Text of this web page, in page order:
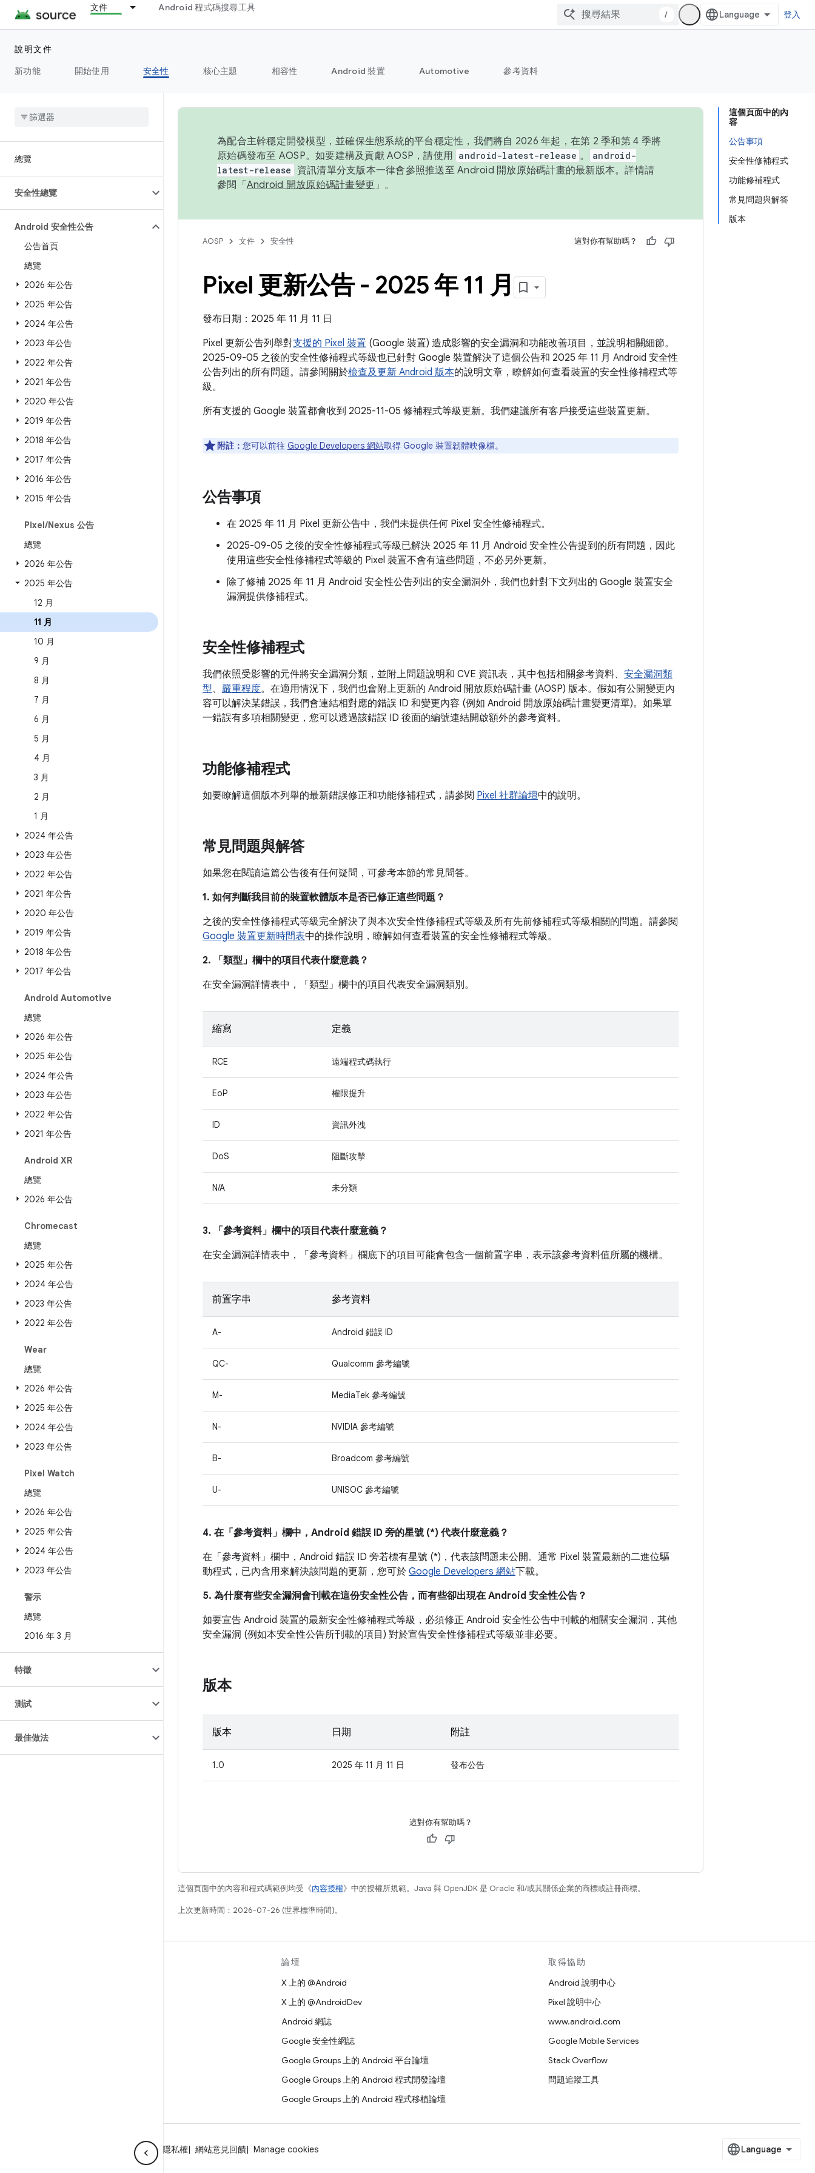
文件 Android 程式碼搜尋工具
/ 登入
說明文件
新功能
開始使用 安全性 核心主題 相容性 Android 裝置 Automotive 參考資料
總覽
安全性總覽
Android 安全性公告
公告首頁
總覽
2026 年公告
2025 年公告
2024 年公告
2023 年公告
2022 年公告
2021 年公告
2020 年公告
2019 年公告
2018 年公告
2017 年公告
2016 年公告
2015 年公告
Pixel/Nexus 公告
總覽
2026 年公告
2025 年公告
12 月
11 月
10 月
9 月
8 月
7 月
6 月
5 月
4 月
3 月
2 月
1 月
2024 年公告
2023 年公告
2022 年公告
2021 年公告
2020 年公告
2019 年公告
2018 年公告
2017 年公告
Android Automotive
總覽
2026 年公告
2025 年公告
2024 年公告
2023 年公告
2022 年公告
2021 年公告
Android XR
總覽
2026 年公告
Chromecast
總覽
2025 年公告
2024 年公告
2023 年公告
2022 年公告
Wear
總覽
2026 年公告
2025 年公告
2024 年公告
2023 年公告
Pixel Watch
總覽
2026 年公告
2025 年公告
2024 年公告
2023 年公告
警示
總覽
2016 年 3 月
特徵
測試
最佳做法
這個頁面中的內
容
公告事項
安全性修補程式
功能修補程式
常見問題與解答
版本
為配合主幹穩定開發模型，並確保生態系統的平台穩定性，我們將自 2026 年起，在第 2 季和第 4 季將
原始碼發布至 AOSP。如要建構及貢獻 AOSP，請使用 android-latest-release 。
android-
latest-release
資訊清單分支版本一律會參照推送至 Android 開放原始碼計畫的最新版本。詳情請
參閱「 Android 開放原始碼計畫變更 」。
AOSP 文件 安全性 這對你有幫助嗎？
Pixel 更新公告 - 2025 年 11 月
發布日期：2025 年 11 月 11 日
Pixel 更新公告列舉對支援的 Pixel 裝置 (Google 裝置) 造成影響的安全漏洞和功能改善項目，並說明相關細節。
2025-09-05 之後的安全性修補程式等級也已針對 Google 裝置解決了這個公告和 2025 年 11 月 Android 安全性
公告列出的所有問題。請參閱關於檢查及更新 Android 版本的說明文章，瞭解如何查看裝置的安全性修補程式等
級。
所有支援的 Google 裝置都會收到 2025-11-05 修補程式等級更新。我們建議所有客戶接受這些裝置更新。
附註： 您可以前往 Google Developers 網站取得 Google 裝置韌體映像檔。
公告事項
在 2025 年 11 月 Pixel 更新公告中，我們未提供任何 Pixel 安全性修補程式。
2025-09-05 之後的安全性修補程式等級已解決 2025 年 11 月 Android 安全性公告提到的所有問題，因此
使用這些安全性修補程式等級的 Pixel 裝置不會有這些問題，不必另外更新。
除了修補 2025 年 11 月 Android 安全性公告列出的安全漏洞外，我們也針對下文列出的 Google 裝置安全
漏洞提供修補程式。
安全性修補程式
我們依照受影響的元件將安全漏洞分類，並附上問題說明和 CVE 資訊表，其中包括相關參考資料、 安全漏洞類
型、 嚴重程度。在適用情況下，我們也會附上更新的 Android 開放原始碼計畫 (AOSP) 版本。假如有公開變更內
容可以解決某錯誤，我們會連結相對應的錯誤 ID 和變更內容 (例如 Android 開放原始碼計畫變更清單)。如果單
一錯誤有多項相關變更，您可以透過該錯誤 ID 後面的編號連結開啟額外的參考資料。
功能修補程式
如要瞭解這個版本列舉的最新錯誤修正和功能修補程式，請參閱 Pixel 社群論壇中的說明。
常見問題與解答
如果您在閱讀這篇公告後有任何疑問，可參考本節的常見問答。
1. 如何判斷我目前的裝置軟體版本是否已修正這些問題？
之後的安全性修補程式等級完全解決了與本次安全性修補程式等級及所有先前修補程式等級相關的問題。請參閱
Google 裝置更新時間表中的操作說明，瞭解如何查看裝置的安全性修補程式等級。
2. 「類型」 欄中的項目代表什麼意義？
在安全漏洞詳情表中，「類型」 欄中的項目代表安全漏洞類別。
縮寫 定義
RCE 遠端程式碼執行
EoP 權限提升
ID 資訊外洩
DoS 阻斷攻擊
N/A 未分類
3. 「參考資料」 欄中的項目代表什麼意義？
在安全漏洞詳情表中，「參考資料」 欄底下的項目可能會包含一個前置字串，表示該參考資料值所屬的機構。
前置字串 參考資料
A- Android 錯誤 ID
QC- Qualcomm 參考編號
M- MediaTek 參考編號
N- NVIDIA 參考編號
B- Broadcom 參考編號
U- UNISOC 參考編號
4. 在「參考資料」 欄中，Android 錯誤 ID 旁的星號 (*) 代表什麼意義？
在「參考資料」欄中， Android 錯誤 ID 旁若標有星號 (*)，代表該問題未公開。通常 Pixel 裝置最新的二進位驅
動程式，已內含用來解決該問題的更新，您可於 Google Developers 網站下載。
5. 為什麼有些安全漏洞會刊載在這份安全性公告，而有些卻出現在 Android 安全性公告？
如要宣告 Android 裝置的最新安全性修補程式等級，必須修正 Android 安全性公告中刊載的相關安全漏洞，其他
安全漏洞 (例如本安全性公告所刊載的項目) 對於宣告安全性修補程式等級並非必要。
版本
版本 日期 附註
1.0 2025 年 11 月 11 日 發布公告
這對你有幫助嗎？
這個頁面中的內容和程式碼範例均受《內容授權》中的授權所規範。Java 與 OpenJDK 是 Oracle 和/或其關係企業的商標或註冊商標。
上次更新時間：2026-07-26 (世界標準時間)。
論壇
X 上的 @Android
X 上的 @AndroidDev
Android 網誌
Google 安全性網誌
Google Groups 上的 Android 平台論壇
Google Groups 上的 Android 程式開發論壇
Google Groups 上的 Android 程式移植論壇
取得協助
Android 說明中心
Pixel 說明中心
www.android.com
Google Mobile Services
Stack Overflow
問題追蹤工具
授權 隱私權 網站意見回饋 Manage cookies